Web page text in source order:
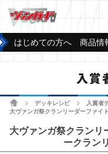
はじめての方へ 商品情
入賞
ホームデッキレシピ 入賞者
大ヴァンガ祭クランリーダーファイ
大ヴァンガ祭クランリ
ークラン